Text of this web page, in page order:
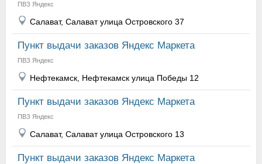
ПВЗ Яндекс
Салават, Салават улица Островского 37
Пункт выдачи заказов Яндекс Маркета
ПВЗ Яндекс
Нефтекамск, Нефтекамск улица Победы 12
Пункт выдачи заказов Яндекс Маркета
ПВЗ Яндекс
Салават, Салават улица Островского 13
Пункт выдачи заказов Яндекс Маркета